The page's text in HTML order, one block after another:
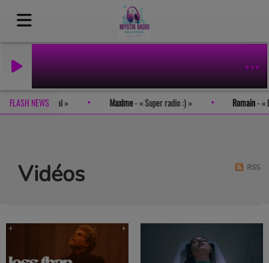
FLASH NEWS
simplement génial Maxime- Super radio :) Romain
Vidéos RSS